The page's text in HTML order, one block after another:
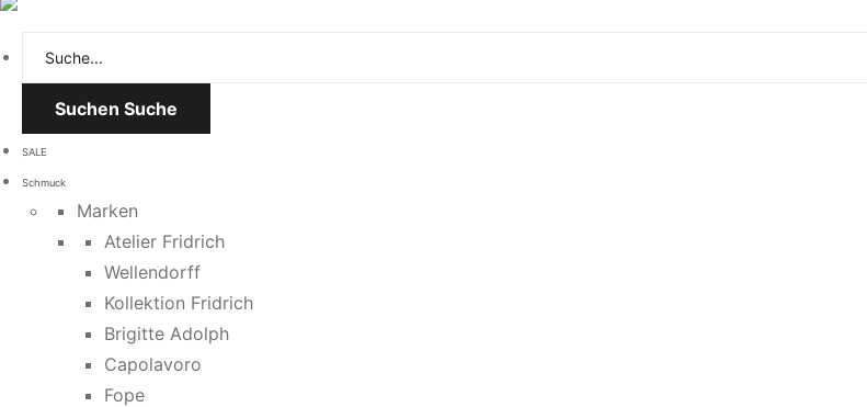
Suchen Suche
SALE
Schmuck
Marken
Atelier Fridrich
Wellendorff
Kollektion Fridrich
Brigitte Adolph
Capolavoro
Fope